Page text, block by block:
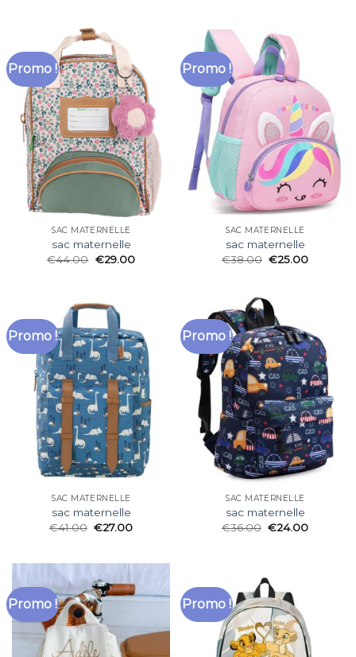
Promo !
SAC MATERNELLE
sac maternelle
€44.00 €29.00
Promo !
SAC MATERNELLE
sac maternelle
€38.00 €25.00
Promo !
SAC MATERNELLE
sac maternelle
€41.00 €27.00
Promo !
SAC MATERNELLE
sac maternelle
€36.00 €24.00
Promo ! Promo !